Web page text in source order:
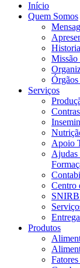
Início
Quem Somos
Missão
Serviços
Apoio
Ajudas
Centro
Produtos